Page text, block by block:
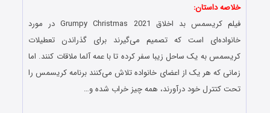
خلاصه داستان:
فیلم کریسمس بد اخلاق Grumpy Christmas 2021 در مورد
خانواده‌ای است که تصمیم می‌گیرند برای گذراندن تعطیلات
کریسمس به یک ساحل زیبا سفر کرده تا با عمه آلما ملاقات کنند. اما
زمانی که هر یک از اعضای خانواده تلاش می‌کنند برنامه کریسمس را
تحت کتترل خود درآورند، همه چیز خراب شده و…